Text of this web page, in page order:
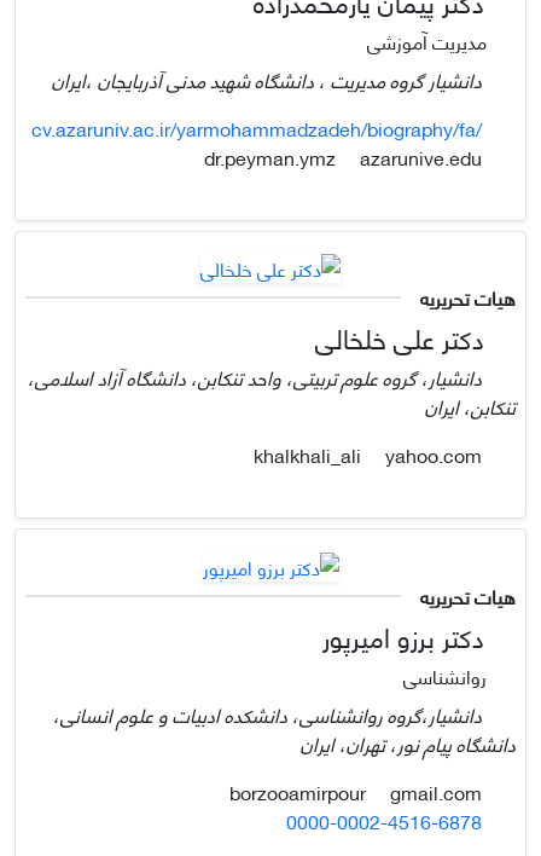
مدیریت آموزشی
دانشیار گروه مدیریت ، دانشگاه شهید مدنی آذربایجان ،ایران
cv.azaruniv.ac.ir/yarmohammadzadeh/biography/fa/
azarunive.edu
هیات تحریریه
دکتر علی خلخالی
دانشیار، گروه علوم تربیتی، واحد تنکابن، دانشگاه آزاد اسلامی،
تنکابن، ایران
yahoo.com
هیات تحریریه
دکتر برزو امیرپور
روانشناسی
دانشیار،گروه روانشناسی، دانشکده ادبیات و علوم انسانی،
دانشگاه پیام نور، تهران، ایران
gmail.com
0000-0002-4516-6878